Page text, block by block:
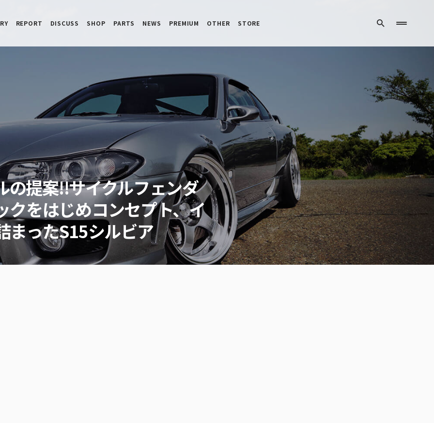
REPORT DISCUSS SHOP PARTS NEWS PREMIUM OTHER STORE
の提案!!サイクルフェンダ
クをはじめコンセプト、イ
まったS15シルビア